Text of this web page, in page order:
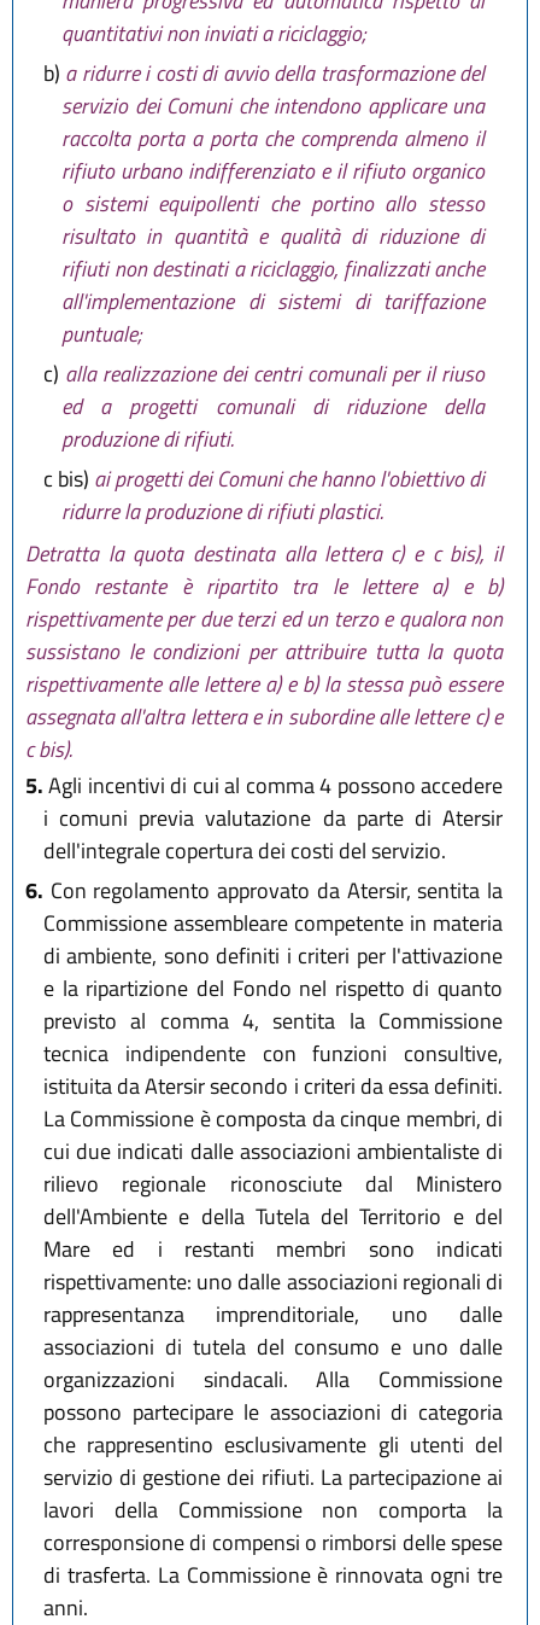
quantitativi non inviati a riciclaggio;
b) a ridurre i costi di avvio della trasformazione del
servizio dei Comuni che intendono applicare una
raccolta porta a porta che comprenda almeno il
rifiuto urbano indifferenziato e il rifiuto organico
o sistemi equipollenti che portino allo stesso
risultato in quantità e qualità di riduzione di
rifiuti non destinati a riciclaggio, finalizzati anche
all'implementazione di sistemi di tariffazione
puntuale;
c) alla realizzazione dei centri comunali per il riuso
ed a progetti comunali di riduzione della
produzione di rifiuti.
c bis) ai progetti dei Comuni che hanno l'obiettivo di
ridurre la produzione di rifiuti plastici.
Detratta la quota destinata alla lettera c) e c bis), il
Fondo restante è ripartito tra le lettere a) e b)
rispettivamente per due terzi ed un terzo e qualora non
sussistano le condizioni per attribuire tutta la quota
rispettivamente alle lettere a) e b) la stessa può essere
assegnata all'altra lettera e in subordine alle lettere c) e
c bis).
5.Agli incentivi di cui al comma 4 possono accedere
i comuni previa valutazione da parte di Atersir
dell'integrale copertura dei costi del servizio.
6. Con regolamento approvato da Atersir, sentita la
Commissione assembleare competente in materia
di ambiente, sono definiti i criteri per l'attivazione
e la ripartizione del Fondo nel rispetto di quanto
previsto al comma 4, sentita la Commissione
tecnica indipendente con funzioni consultive,
istituita da Atersir secondo i criteri da essa definiti.
La Commissione è composta da cinque membri, di
cui due indicati dalle associazioni ambientaliste di
rilievo regionale riconosciute dal Ministero
dell'Ambiente e della Tutela del Territorio e del
Mare ed i restanti membri sono indicati
rispettivamente: uno dalle associazioni regionali di
rappresentanza imprenditoriale, uno dalle
associazioni di tutela del consumo e uno dalle
organizzazioni sindacali. Alla Commissione
possono partecipare le associazioni di categoria
che rappresentino esclusivamente gli utenti del
servizio di gestione dei rifiuti. La partecipazione ai
lavori della Commissione non comporta la
corresponsione di compensi o rimborsi delle spese
di trasferta. La Commissione è rinnovata ogni tre
anni.